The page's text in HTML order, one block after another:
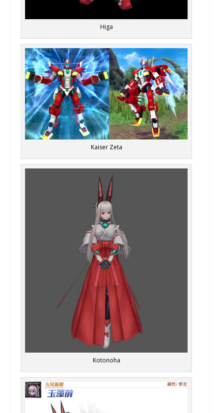
Higa
Kaiser Zeta
Kotonoha